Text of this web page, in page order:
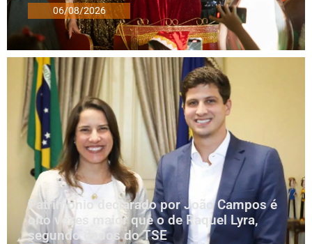
06/08/2026
Patrimônio declarado por João Campos é
oito vezes maior que o de Raquel Lyra,
segundo dados do TSE